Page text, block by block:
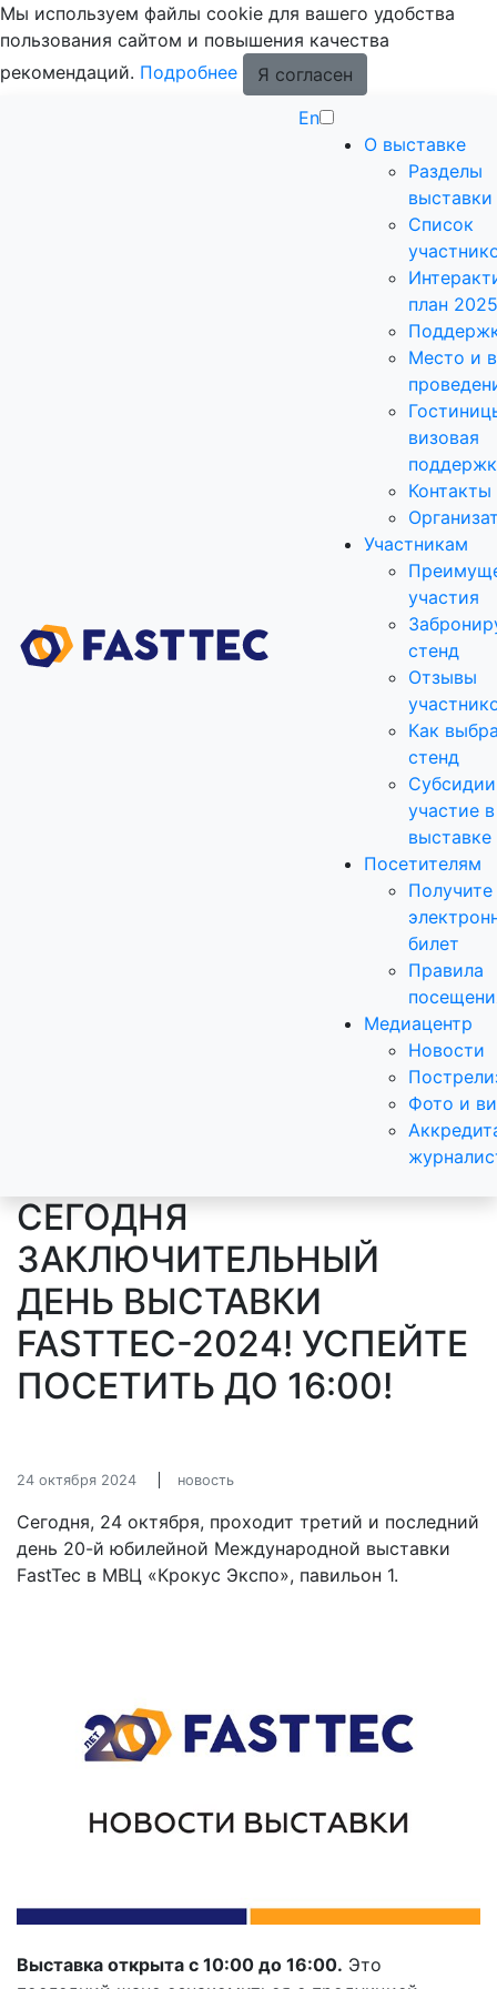
Мы используем файлы cookie для вашего удобства
пользования сайтом и повышения качества
рекомендаций. Подробнее
Я согласен
En
О выставке
Разделы
выставки
Список
план 2025
Место и
визовая
Контакты
Участникам
участия
стенд
Отзывы
Как
стенд
участие в
выставке
Посетителям
Получите
билет
Правила
Медиацентр
Новости
Фото и
СЕГОДНЯ
ЗАКЛЮЧИТЕЛЬНЫЙ
ДЕНЬ ВЫСТАВКИ
FASTTEC-2024! УСПЕЙТЕ
ПОСЕТИТЬ ДО 16:00!
24 октября 2024 новость
Сегодня, 24 октября, проходит третий и последний
день 20-й юбилейной Международной выставки
FastTec в МВЦ «Крокус Экспо», павильон 1.
Выставка открыта с 10:00 до 16:00. Это